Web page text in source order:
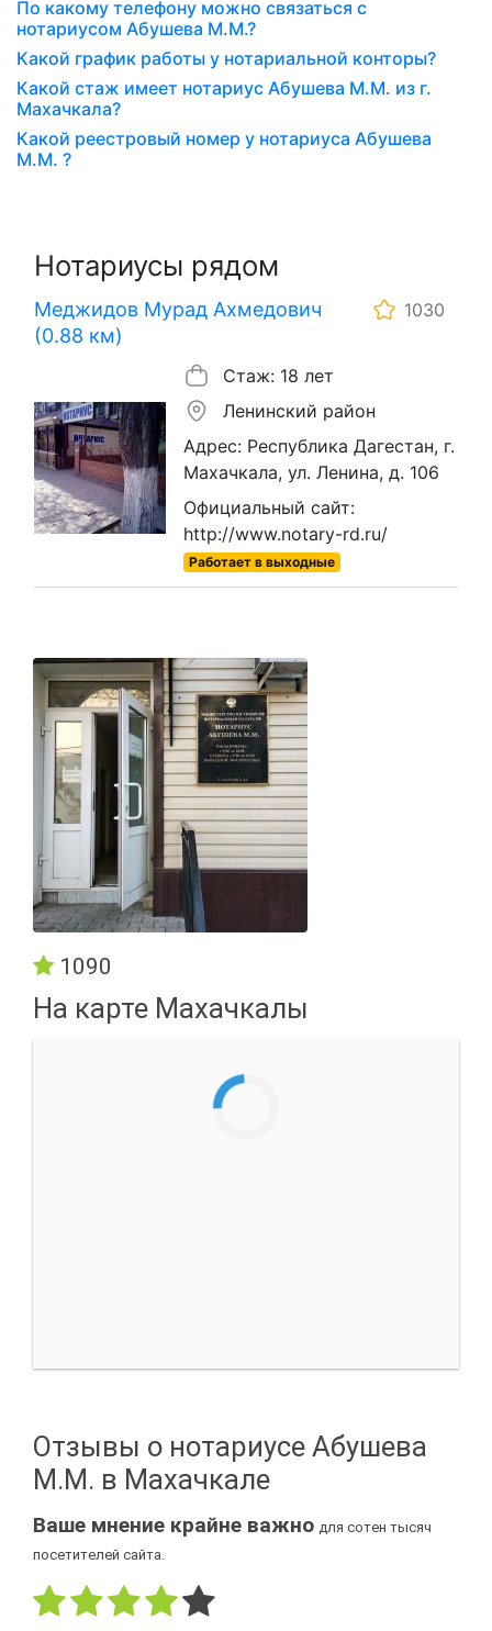
По какому телефону можно связаться с
нотариусом Абушева М.М.?
Какой график работы у нотариальной конторы?
Какой стаж имеет нотариус Абушева М.М. из г.
Махачкала?
Какой реестровый номер у нотариуса Абушева
М.М. ?
Нотариусы рядом
Меджидов Мурад Ахмедович
(0.88 км)
1030
Стаж: 18 лет
Ленинский район
Адрес: Республика Дагестан, г.
Махачкала, ул. Ленина, д. 106
Официальный сайт:
http://www.notary-rd.ru/
Работает в выходные
1090
На карте Махачкалы
Отзывы о нотариусе Абушева
М.М. в Махачкале
Ваше мнение крайне важно для сотен тысяч
посетителей сайта.